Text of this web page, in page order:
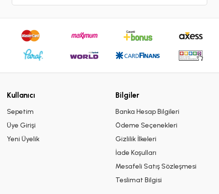
Kullanıcı
Sepetim
Üye Girişi
Yeni Üyelik
Bilgiler
Banka Hesap Bilgileri
Ödeme Seçenekleri
Gizlilik İlkeleri
İade Koşulları
Mesafeli Satış Sözleşmesi
Teslimat Bilgisi